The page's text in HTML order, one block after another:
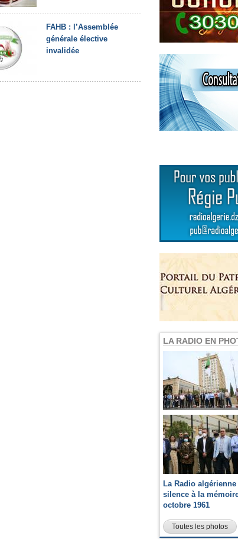
FAHB : l’Assemblée
générale élective
invalidée
LA RADIO EN
La Radio
silence à la
octobre 1961
Toutes les photos